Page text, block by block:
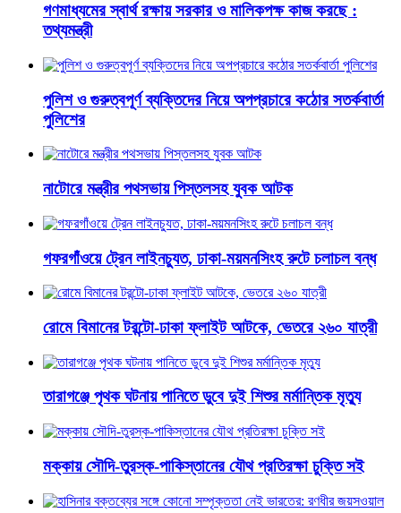
গণমাধ্যমের স্বার্থ রক্ষায় সরকার ও মালিকপক্ষ কাজ করছে :
তথ্যমন্ত্রী
পুলিশ ও গুরুত্বপূর্ণ ব্যক্তিদের নিয়ে অপপ্রচারে কঠোর সতর্কবার্তা
পুলিশের
নাটোরে মন্ত্রীর পথসভায় পিস্তলসহ যুবক আটক
গফরগাঁওয়ে ট্রেন লাইনচ্যুত, ঢাকা-ময়মনসিংহ রুটে চলাচল বন্ধ
রোমে বিমানের টরন্টো-ঢাকা ফ্লাইট আটকে, ভেতরে ২৬০ যাত্রী
তারাগঞ্জে পৃথক ঘটনায় পানিতে ডুবে দুই শিশুর মর্মান্তিক মৃত্যু
মক্কায় সৌদি-তুরস্ক-পাকিস্তানের যৌথ প্রতিরক্ষা চুক্তি সই